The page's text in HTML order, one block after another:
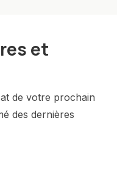
et
de votre prochain
des dernières